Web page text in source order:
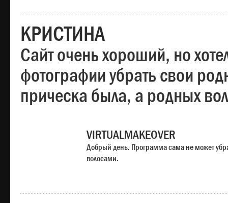
КРИСТИНА
Сайт очень хороший, но
фотографии убрать свои
прическа была, а родных
VIRTUALMAKEOVER
Добрый день. Программа сама не может
волосами.